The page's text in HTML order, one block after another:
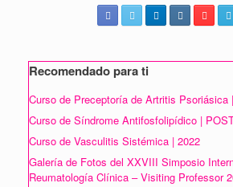
Recomendado para ti
Curso de Preceptoría de Artritis Psoriásica
Curso de Síndrome Antifosfolipídico |
Curso de Vasculitis Sistémica | 2022
Galería de Fotos del XXVIII Simposio
Reumatología Clínica – Visiting Professor